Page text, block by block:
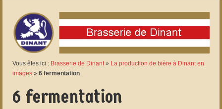
Vous êtes ici : Brasserie de Dinant» La production de bière à Dinant en
images » 6 fermentation
6 fermentation